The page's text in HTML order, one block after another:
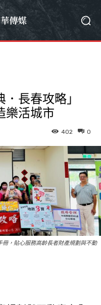
．長春攻略」
樂活城市
0
402
，貼心服務高齡長者財產規劃與不動